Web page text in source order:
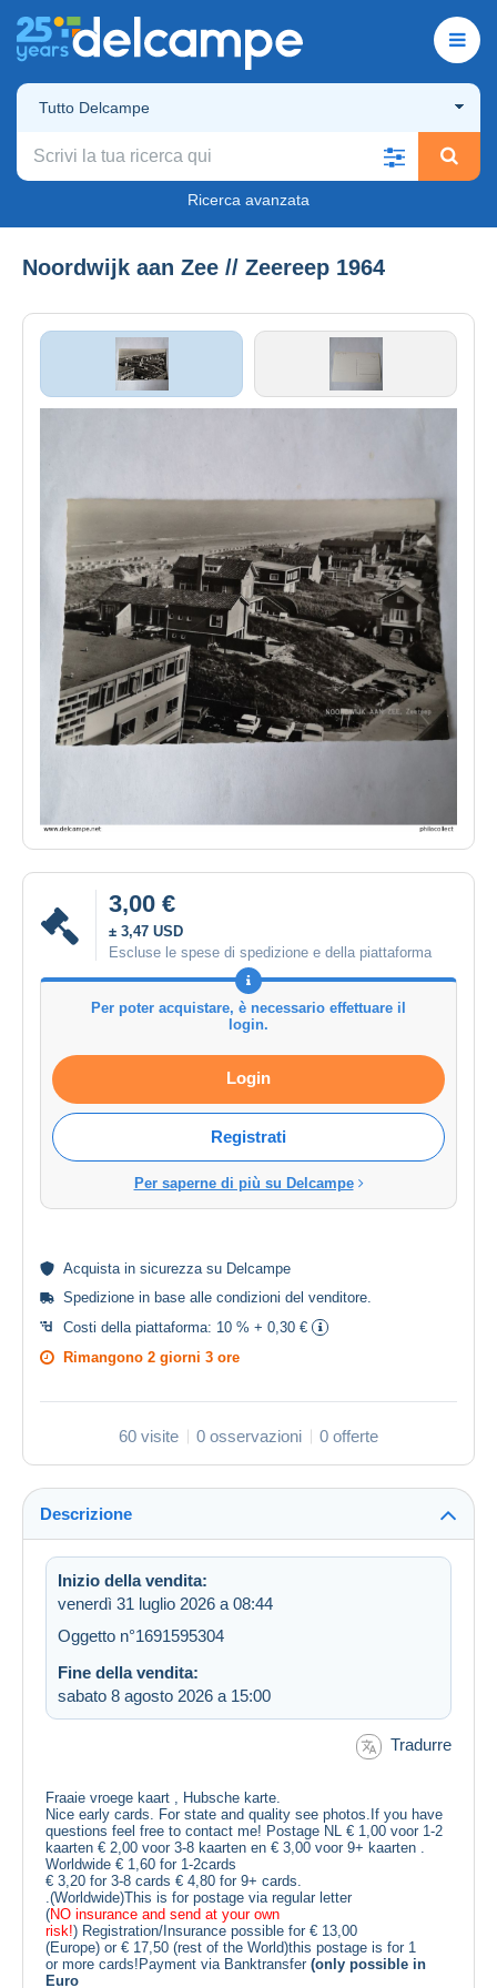
Tutto Delcampe
Ricerca avanzata
Noordwijk aan Zee // Zeereep 1964
3,00 €
± 3,47 USD
Escluse le spese di spedizione e della piattaforma
Per poter acquistare, è necessario effettuare il
login.
Login
Registrati
Per saperne di più su Delcampe
Acquista in sicurezzasu Delcampe
Spedizione in base alle condizioni del venditore.
Costi della piattaforma: 10 % + 0,30 €
Rimangono 2 giorni 3 ore
60 visite 0 osservazioni 0 offerte
Descrizione
Inizio della vendita:
venerdì 31 luglio 2026 a 08:44
Oggetto n°1691595304
Fine della vendita:
sabato 8 agosto 2026 a 15:00
Tradurre
Fraaie vroege kaart , Hubsche karte.
Nice early cards. For state and quality see photos.If you have
questions feel free to contact me! Postage NL € 1,00 voor 1-2
kaarten € 2,00 voor 3-8 kaarten en € 3,00 voor 9+ kaarten .
Worldwide € 1,60 for 1-2cards
€ 3,20 for 3-8 cards € 4,80 for 9+ cards.
.(Worldwide)This is for postage via regular letter
(NO insurance and send at your own
risk!) Registration/Insurance possible for € 13,00
(Europe) or € 17,50 (rest of the World)this postage is for 1
or more cards!Payment via Banktransfer (only possible in
Euro